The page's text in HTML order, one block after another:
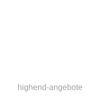
highend-angebote